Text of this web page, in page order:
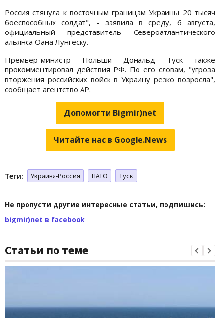
Россия стянула к восточным границам Украины 20 тысяч
боеспособных солдат", - заявила в среду, 6 августа,
официальный представитель Североатлантического
альянса Оана Лунгеску.
Премьер-министр Польши Дональд Туск также
прокомментировал действия РФ. По его словам, "угроза
вторжения российских войск в Украину резко возросла",
сообщает агентство AP.
Допомогти Bigmir)net
Читайте нас в Google.News
Теги: Украина-Россия НАТО Туск
Не пропусти другие интересные статьи, подпишись:
bigmir)net в facebook
Статьи по теме